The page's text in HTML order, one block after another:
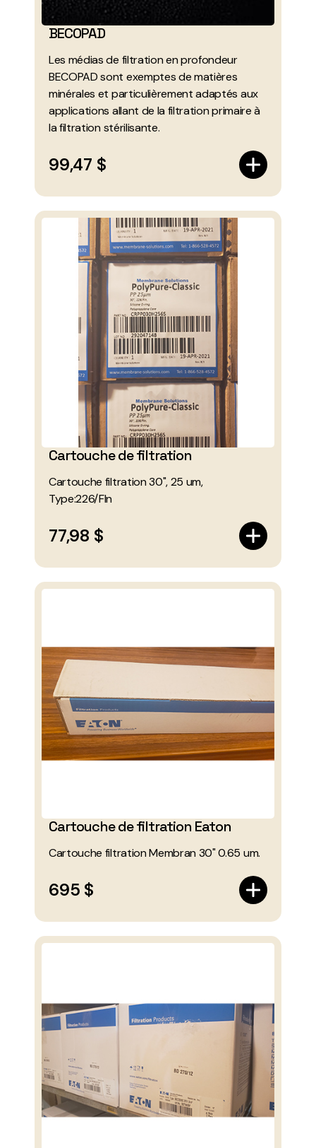
BECOPAD
Les médias de filtration en profondeur
BECOPAD sont exemptes de matières
minérales et particulièrement adaptés aux
applications allant de la filtration primaire à
la filtration stérilisante.
99,47 $
Cartouche de filtration
Cartouche filtration 30", 25 um,
Type:226/FIn
77,98 $
Cartouche de filtration Eaton
Cartouche filtration Membran 30" 0.65 um.
695 $